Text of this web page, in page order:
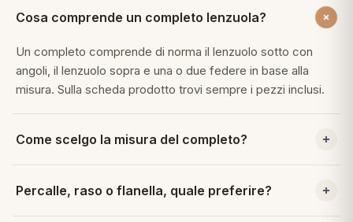
Cosa comprende un completo lenzuola?
Un completo comprende di norma il lenzuolo sotto con
angoli, il lenzuolo sopra e una o due federe in base alla
misura. Sulla scheda prodotto trovi sempre i pezzi inclusi.
Come scelgo la misura del completo?
matrimoniale. Per il lenzuolo sotto conta l'altezza del
Percalle, raso o flanella, quale preferire?